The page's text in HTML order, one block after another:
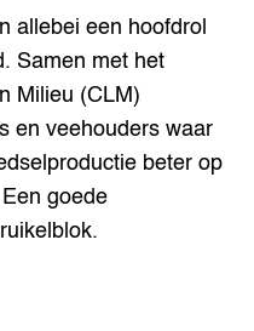
allebei een hoofdrol
Samen met het
Milieu (CLM)
en veehouders waar
beter op
goede